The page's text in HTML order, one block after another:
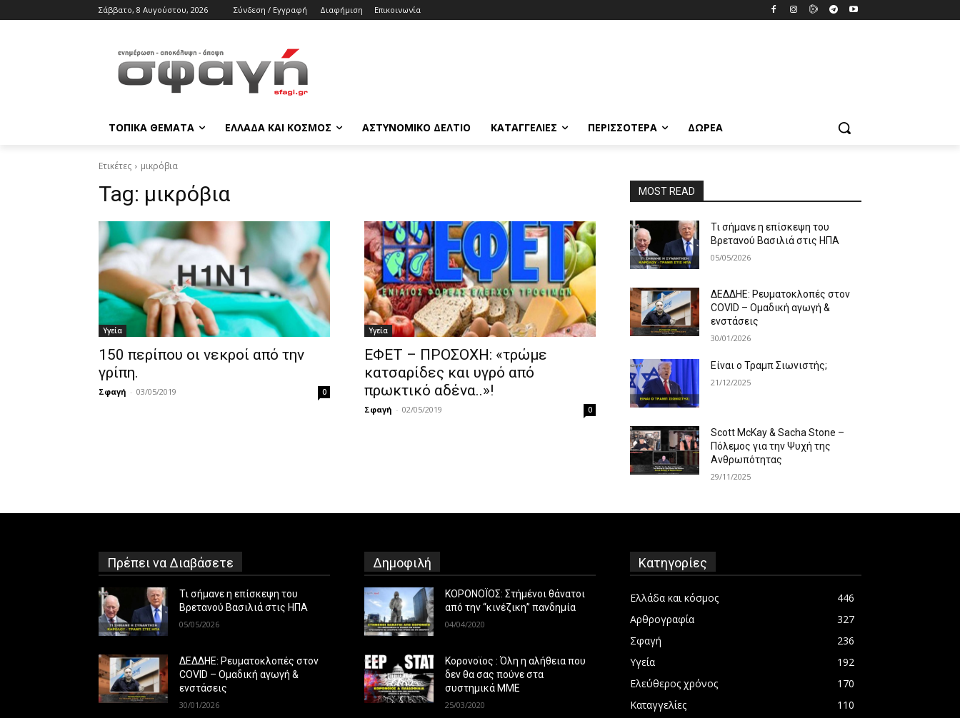
Σάββατο, 8 Αυγούστου, 2026 Σύνδεση / Εγγραφή Διαφήμιση Επικοινωνία
ΤΟΠΙΚΑ ΘΕΜΑΤΑ ΕΛΛΑΔΑ ΚΑΙ ΚΟΣΜΟΣ ΑΣΤΥΝΟΜΙΚΟ ΔΕΛΤΙΟ ΚΑΤΑΓΓΕΛΙΕΣ ΠΕΡΙΣΣΟΤΕΡΑ ΔΩΡΕΆ
Ετικέτες μικρόβια
Tag: μικρόβια
Υγεία
150 περίπου οι νεκροί από την
γρίπη.
Σφαγή - 03/05/2019 0
Υγεία
ΕΦΕΤ – ΠΡΟΣΟΧΗ: «τρώμε
κατσαρίδες και υγρό από
πρωκτικό αδένα..»!
Σφαγή - 02/05/2019 0
MOST READ
Τι σήμανε η επίσκεψη του
Βρετανού Βασιλιά στις ΗΠΑ
05/05/2026
ΔΕΔΔΗΕ: Ρευματοκλοπές στον
COVID – Ομαδική αγωγή &
ενστάσεις
30/01/2026
Είναι ο Τραμπ Σιωνιστής;
21/12/2025
Scott McKay & Sacha Stone –
Πόλεμος για την Ψυχή της
Ανθρωπότητας
29/11/2025
Πρέπει να Διαβάσετε
Τι σήμανε η επίσκεψη του
Βρετανού Βασιλιά στις ΗΠΑ
05/05/2026
ΔΕΔΔΗΕ: Ρευματοκλοπές στον
COVID – Ομαδική αγωγή &
ενστάσεις
30/01/2026
Δημοφιλή
ΚΟΡΟΝΟΪΟΣ: Στήμένοι θάνατοι
από την “κινέζικη” πανδημία
04/04/2020
Κορονοϊος : Όλη η αλήθεια που
δεν θα σας πούνε στα
συστημικά ΜΜΕ
25/03/2020
Κατηγορίες
Ελλάδα και κόσμος
446
Αρθρογραφία
327
Σφαγή
236
Υγεία
192
Ελεύθερος χρόνος
170
Καταγγελίες
110